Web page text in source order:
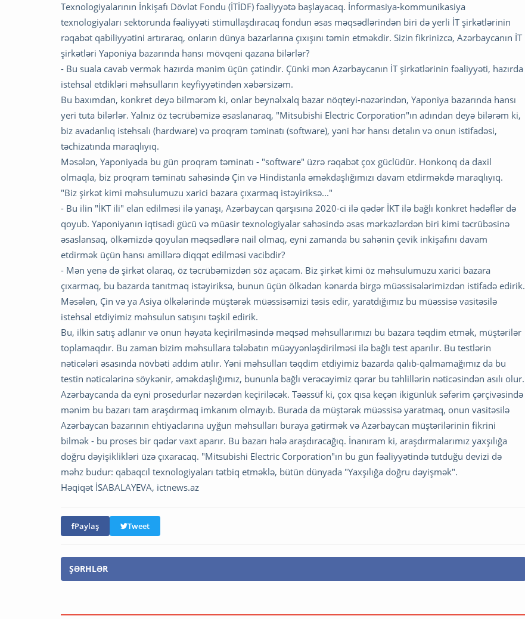
Texnologiyalarının İnkişafı Dövlət Fondu (İTİDF) fəaliyyətə başlayacaq. İnformasiya-kommunikasiya
texnologiyaları sektorunda fəaliyyəti stimullaşdıracaq fondun əsas məqsədlərindən biri də yerli İT şirkətlərinin
rəqabət qabiliyyətini artıraraq, onların dünya bazarlarına çıxışını təmin etməkdir. Sizin fikrinizcə, Azərbaycanın İT
şirkətləri Yaponiya bazarında hansı mövqeni qazana bilərlər?
- Bu suala cavab vermək hazırda mənim üçün çətindir. Çünki mən Azərbaycanın İT şirkətlərinin fəaliyyəti, hazırda
istehsal etdikləri məhsulların keyfiyyətindən xəbərsizəm.
Bu baxımdan, konkret deyə bilmərəm ki, onlar beynəlxalq bazar nöqteyi-nəzərindən, Yaponiya bazarında hansı
yeri tuta bilərlər. Yalnız öz təcrübəmizə əsaslanaraq, "Mitsubishi Electric Corporation"ın adından deyə bilərəm ki,
biz avadanlıq istehsalı (hardware) və proqram təminatı (software), yəni hər hansı detalın və onun istifadəsi,
təchizatında maraqlıyıq.
Məsələn, Yaponiyada bu gün proqram təminatı - "software" üzrə rəqabət çox güclüdür. Honkonq da daxil
olmaqla, biz proqram təminatı sahəsində Çin və Hindistanla əməkdaşlığımızı davam etdirməkdə maraqlıyıq.
"Biz şirkət kimi məhsulumuzu xarici bazara çıxarmaq istəyiriksə..."
- Bu ilin "İKT ili" elan edilməsi ilə yanaşı, Azərbaycan qarşısına 2020-ci ilə qədər İKT ilə bağlı konkret hədəflər də
qoyub. Yaponiyanın iqtisadi gücü və müasir texnologiyalar sahəsində əsas mərkəzlərdən biri kimi təcrübəsinə
əsaslansaq, ölkəmizdə qoyulan məqsədlərə nail olmaq, eyni zamanda bu sahənin çevik inkişafını davam
etdirmək üçün hansı amillərə diqqət edilməsi vacibdir?
- Mən yenə də şirkət olaraq, öz təcrübəmizdən söz açacam. Biz şirkət kimi öz məhsulumuzu xarici bazara
çıxarmaq, bu bazarda tanıtmaq istəyiriksə, bunun üçün ölkədən kənarda birgə müəssisələrimizdən istifadə edirik.
Məsələn, Çin və ya Asiya ölkələrində müştərək müəssisəmizi təsis edir, yaratdığımız bu müəssisə vasitəsilə
istehsal etdiyimiz məhsulun satışını təşkil edirik.
Bu, ilkin satış adlanır və onun həyata keçirilməsində məqsəd məhsullarımızı bu bazara təqdim etmək, müştərilər
toplamaqdır. Bu zaman bizim məhsullara tələbatın müəyyənləşdirilməsi ilə bağlı test aparılır. Bu testlərin
nəticələri əsasında növbəti addım atılır. Yəni məhsulları təqdim etdiyimiz bazarda qalıb-qalmamağımız da bu
testin nəticələrinə söykənir, əməkdaşlığımız, bununla bağlı verəcəyimiz qərar bu təhlillərin nəticəsindən asılı olur.
Azərbaycanda da eyni prosedurlar nəzərdən keçiriləcək. Təəssüf ki, çox qısa keçən ikigünlük səfərim çərçivəsində
mənim bu bazarı tam araşdırmaq imkanım olmayıb. Burada da müştərək müəssisə yaratmaq, onun vasitəsilə
Azərbaycan bazarının ehtiyaclarına uyğun məhsulları buraya gətirmək və Azərbaycan müştərilərinin fikrini
bilmək - bu proses bir qədər vaxt aparır. Bu bazarı hələ araşdıracağıq. İnanıram ki, araşdırmalarımız yaxşılığa
doğru dəyişiklikləri üzə çıxaracaq. "Mitsubishi Electric Corporation"ın bu gün fəaliyyətində tutduğu devizi də
məhz budur: qabaqcıl texnologiyaları tətbiq etməklə, bütün dünyada "Yaxşılığa doğru dəyişmək".
Həqiqət İSABALAYEVA, ictnews.az
Paylaş Tweet
ŞƏRHLƏR